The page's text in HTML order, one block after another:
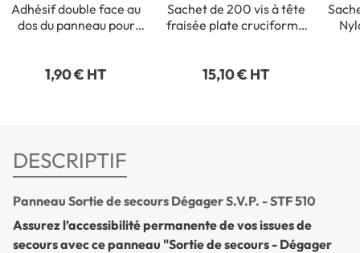
Adhésif double face au
dos du panneau pour
1,90 € HT
Sachet de 200 vis à tête
fraisée plate cruciforme
15,10 € HT
DESCRIPTIF
Panneau Sortie de secours Dégager S.V.P. - STF 510
Assurez l’accessibilité permanente de vos issues de
secours avec ce panneau "Sortie de secours - Dégager